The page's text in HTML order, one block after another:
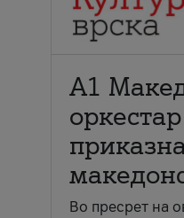
А1
Во пресрет на